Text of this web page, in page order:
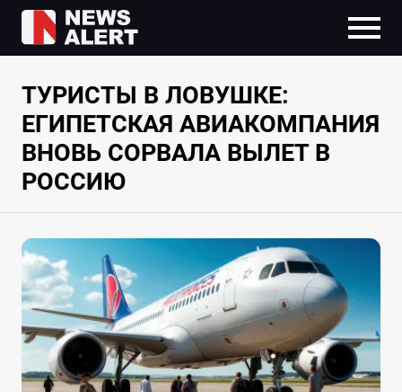
ТУРИСТЫ В ЛОВУШКЕ:
ЕГИПЕТСКАЯ АВИАКОМПАНИЯ
ВНОВЬ СОРВАЛА ВЫЛЕТ В
РОССИЮ